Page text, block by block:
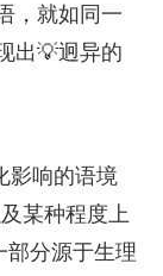
，就如同一
出💡迥异的
影响的语境
某种程度上
部分源于生理